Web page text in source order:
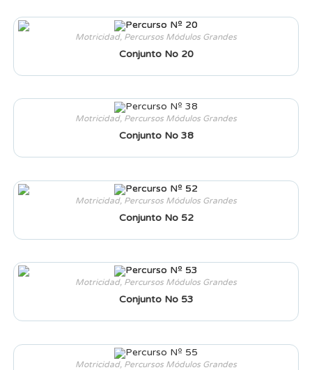
Motricidad, Percursos Módulos Grandes
Conjunto No 20
Motricidad, Percursos Módulos Grandes
Conjunto No 38
Motricidad, Percursos Módulos Grandes
Conjunto No 52
Motricidad, Percursos Módulos Grandes
Conjunto No 53
Motricidad, Percursos Módulos Grandes